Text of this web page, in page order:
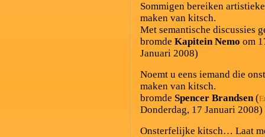
Sommigen bereiken
maken van kitsch.
Met semantische discussies
bromde Kapitein Nemo om
Januari 2008)
Noemt u eens iemand die
maken van kitsch.
bromde Spencer Brandsen(
Donderdag, 17 Januari 2008)
Onsterfelijke kitsch… Laat